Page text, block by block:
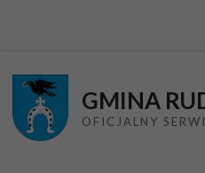
GMINA
OFICJALNY